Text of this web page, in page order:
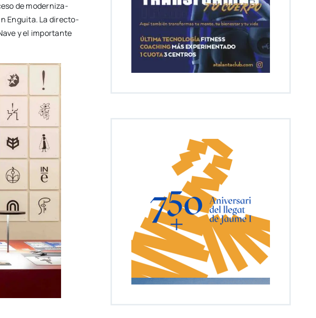
de moder­ni­za­
Engui­ta. La direc­to­
y el impor­tan­te